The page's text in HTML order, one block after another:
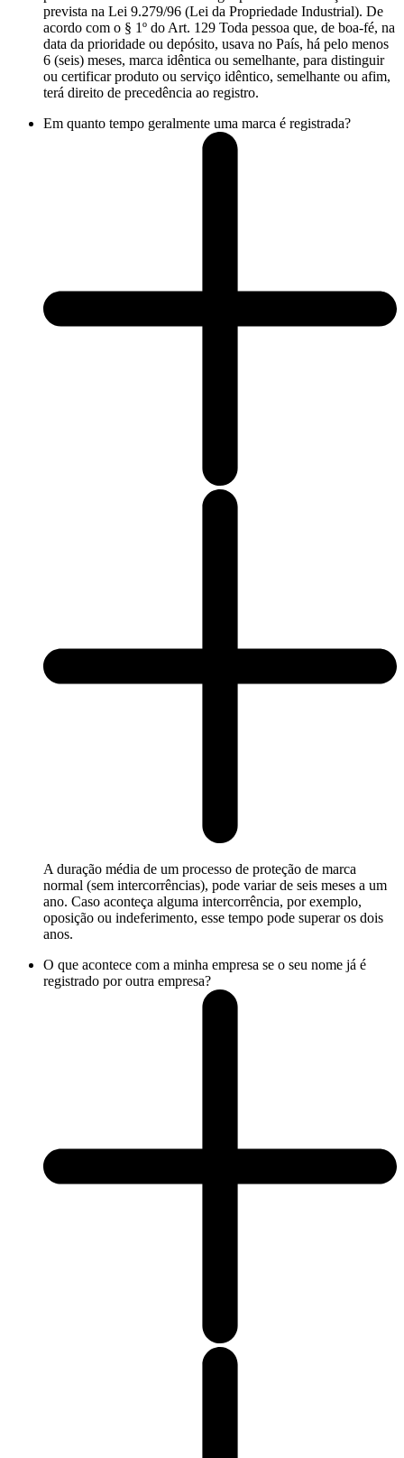
prevista na Lei 9.279/96 (Lei da Propriedade Industrial). De
acordo com o § 1º do Art. 129 Toda pessoa que, de boa-fé, na
data da prioridade ou depósito, usava no País, há pelo menos
6 (seis) meses, marca idêntica ou semelhante, para distinguir
ou certificar produto ou serviço idêntico, semelhante ou afim,
terá direito de precedência ao registro.
Em quanto tempo geralmente uma marca é registrada?
A duração média de um processo de proteção de marca
normal (sem intercorrências), pode variar de seis meses a um
ano. Caso aconteça alguma intercorrência, por exemplo,
oposição ou indeferimento, esse tempo pode superar os dois
anos.
O que acontece com a minha empresa se o seu nome já é
registrado por outra empresa?